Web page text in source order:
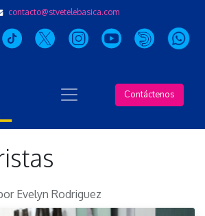
contacto@stvetelebasica.com
Contáctenos
Evelyn Rodriguez